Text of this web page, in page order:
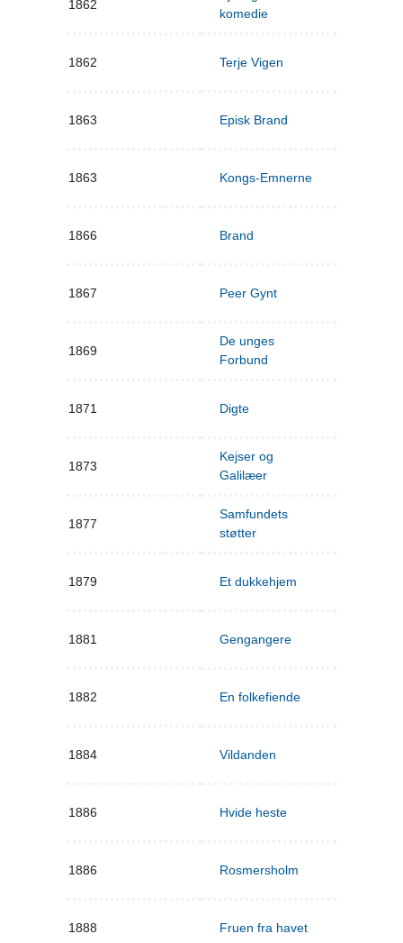
1862
komedie
1862 Terje Vigen
1863 Episk Brand
1863 Kongs-Emnerne
1866 Brand
1867 Peer Gynt
1869
De unges
Forbund
1871 Digte
1873
Kejser og
Galilæer
1877
Samfundets
støtter
1879 Et dukkehjem
1881 Gengangere
1882 En folkefiende
1884 Vildanden
1886 Hvide heste
1886 Rosmersholm
1888 Fruen fra havet